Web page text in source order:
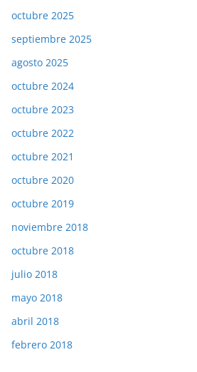
octubre 2025
septiembre 2025
agosto 2025
octubre 2024
octubre 2023
octubre 2022
octubre 2021
octubre 2020
octubre 2019
noviembre 2018
octubre 2018
julio 2018
mayo 2018
abril 2018
febrero 2018